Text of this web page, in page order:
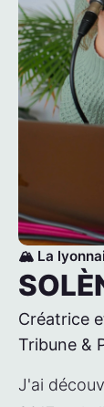
🏔️ La
Créatrice
Tribune &
J'ai